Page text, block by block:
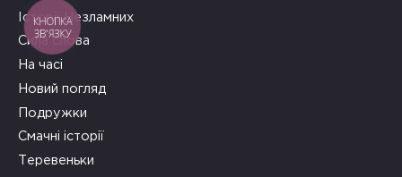
Історії Незламних
Сила слова
На часі
Новий погляд
Подружки
Смачні історії
Теревеньки
КНОПКА
ЗВ'ЯЗКУ